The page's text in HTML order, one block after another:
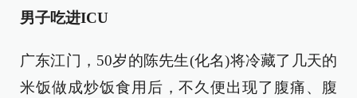
男子吃进ICU
广东江门，50岁的陈先生(化名)将冷藏了几天的
米饭做成炒饭食用后，不久便出现了腹痛、腹